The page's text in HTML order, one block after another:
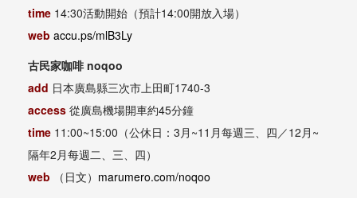
time 14:30活動開始（預計14:00開放入場）
web accu.ps/mlB3Ly
古民家咖啡 noqoo
add 日本廣島縣三次市上田町1740-3
access 從廣島機場開車約45分鐘
time 11:00~15:00（公休日：3月~11月每週三、四／12月~
隔年2月每週二、三、四）
web
（日文） marumero.com/noqoo